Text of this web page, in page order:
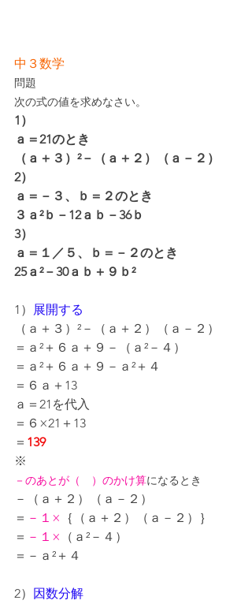
中３数学
問題
次の式の値を求めなさい。
1）
ａ＝21のとき
（ａ＋３）²－（ａ＋２）（ａ－２）
2）
ａ＝－３、ｂ＝２のとき
３ａ²ｂ－12ａｂ－36ｂ
3）
ａ＝１／５、ｂ＝－２のとき
25ａ²－30ａｂ＋９ｂ²
1） 展開する
（ａ＋３）²－（ａ＋２）（ａ－２）
＝ａ²＋６ａ＋９－（ａ²－４）
＝ａ²＋６ａ＋９－ａ²＋４
＝６ａ＋13
ａ＝21を代入
＝６×21＋13
＝ 139
※
－のあとが（　）のかけ算になるとき
－（ａ＋２）（ａ－２）
＝ －１×
｛（ａ＋２）（ａ－２）｝
＝ －１×
（ａ²－４）
＝－ａ²＋４
2）
因数分解